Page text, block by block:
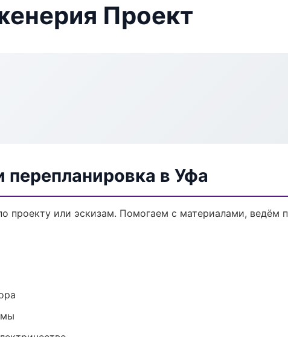
Проект
в Уфа
проекту или эскизам. Помогаем с материалами,